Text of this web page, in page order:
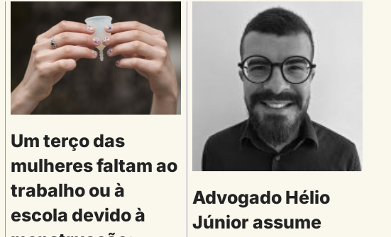
Um terço das
mulheres faltam ao
trabalho ou à
escola devido à
Advogado Hélio
Júnior assume